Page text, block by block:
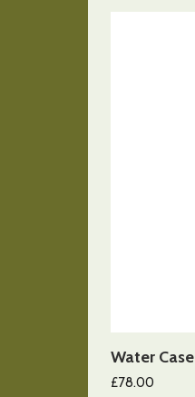
Water Case
£78.00